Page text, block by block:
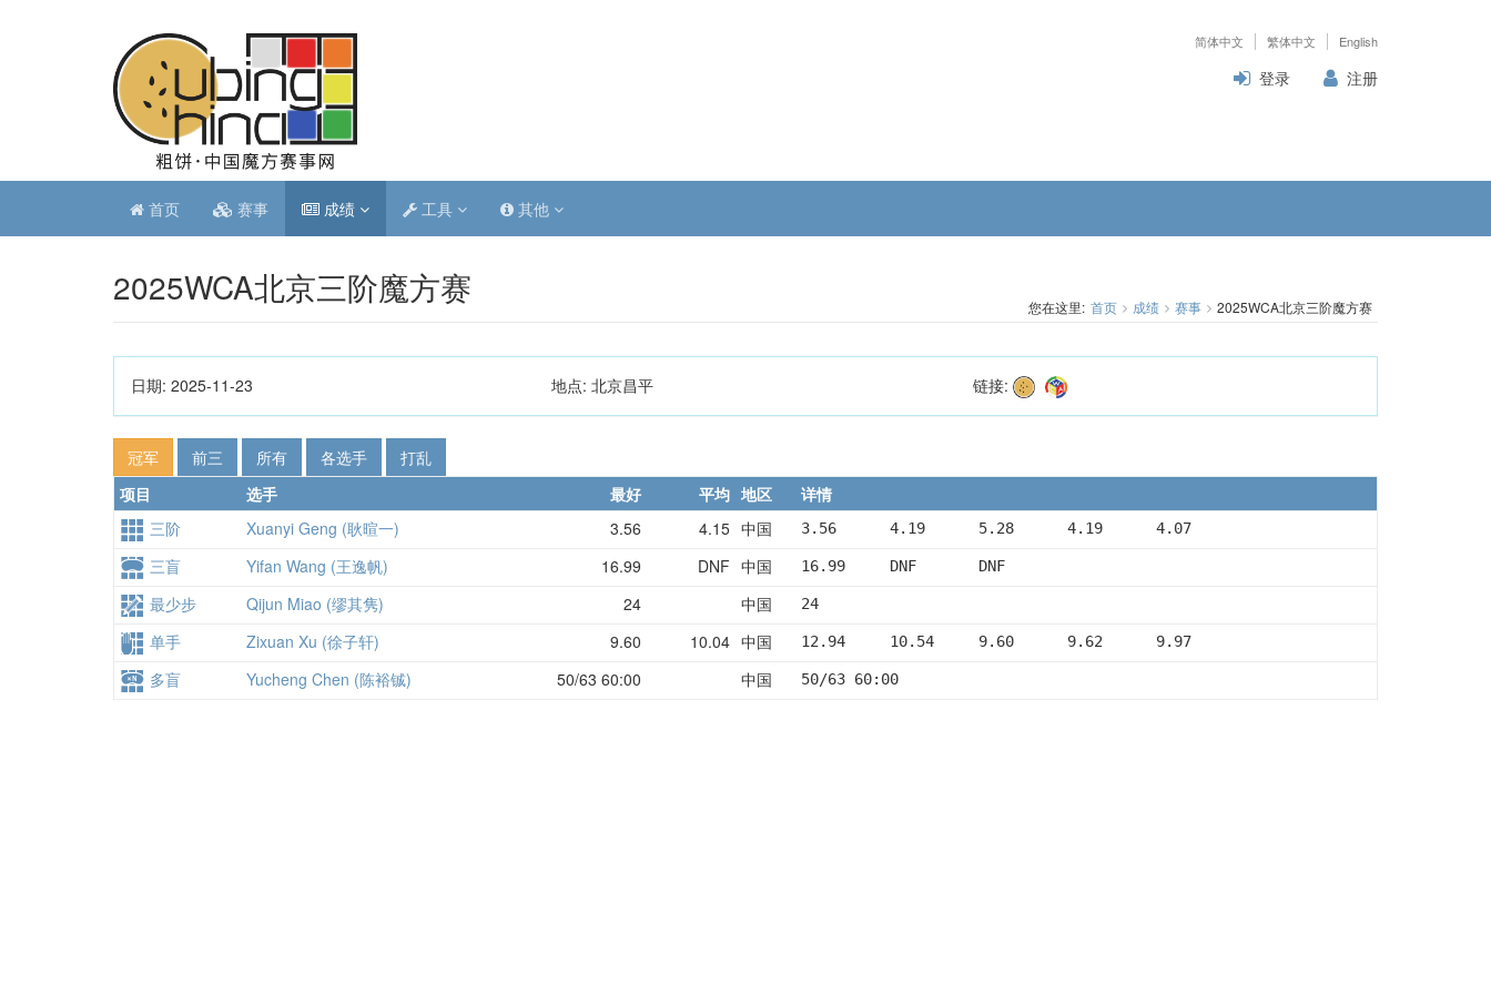
简体中文 繁体中文 English
登录 注册
首页 赛事 成绩 工具 其他
2025WCA北京三阶魔方赛 您在这里: 首页 成绩 赛事 2025WCA北京三阶魔方赛
日期: 2025-11-23 地点: 北京昌平 链接:
冠军 前三 所有 各选手
打乱
项目
选手 最好 平均 地区
详情
三阶
Xuanyi Geng (耿暄一) 3.56 4.15 中国 3.56      4.19      5.28      4.19      4.07
三盲 Yifan Wang (王逸帆) 16.99 DNF 中国 16.99     DNF       DNF
最少步 Qijun Miao (缪其隽) 24 中国 24
单手 Zixuan Xu (徐子轩) 9.60 10.04 中国 12.94     10.54     9.60      9.62      9.97
多盲 Yucheng Chen (陈裕铖) 50/63 60:00 中国 50/63 60:00